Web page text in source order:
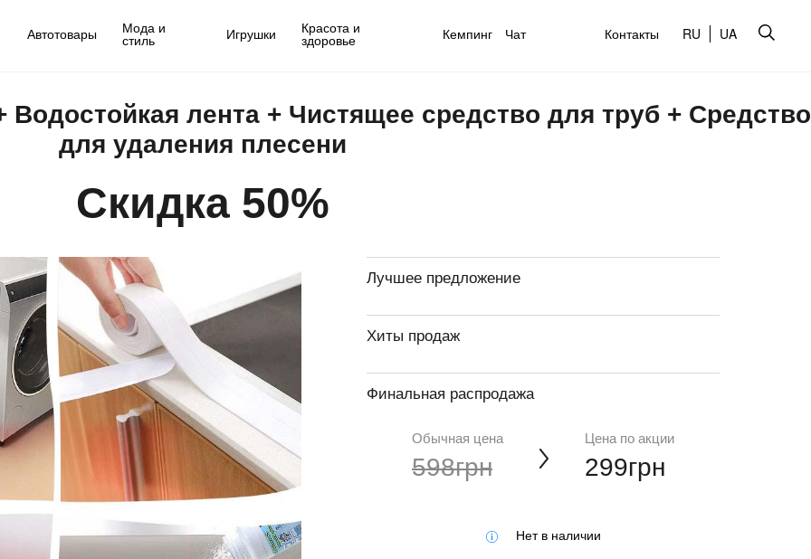
Автотовары Мода и
стиль Игрушки Красота и
здоровье Кемпинг Чат Контакты RU UA
лента + Чистящее средство для труб + Средство
для удаления плесени
Скидка 50%
Лучшее предложение
Хиты продаж
Финальная распродажа
Обычная цена
598грн
Цена по акции
299грн
Нет в наличии